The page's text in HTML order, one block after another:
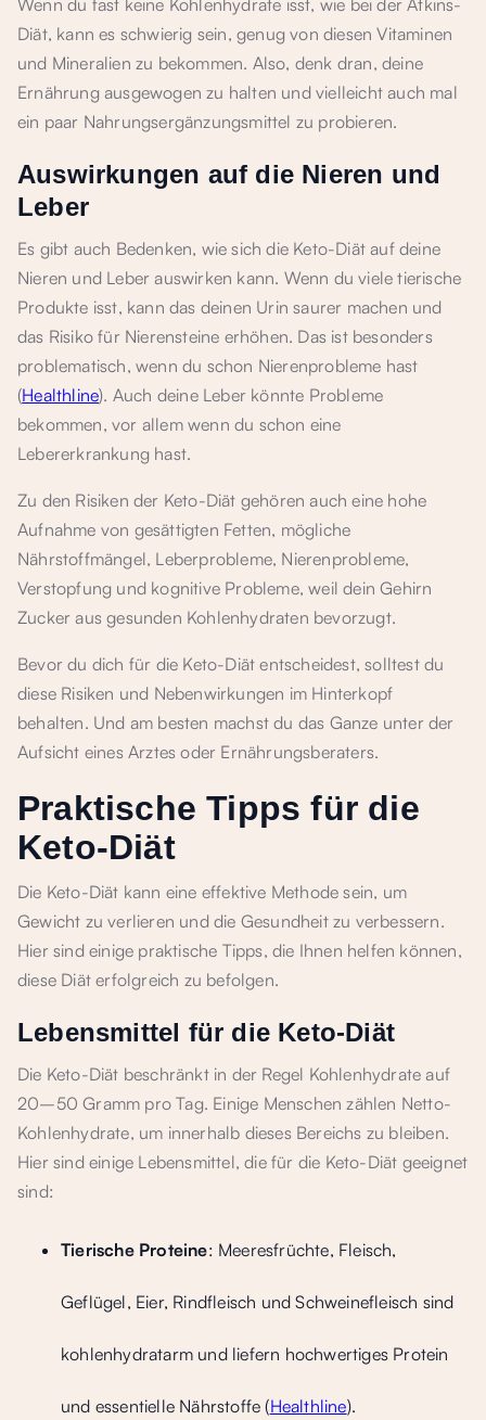
Wenn du fast keine Kohlenhydrate isst, wie bei der Atkins-
Diät, kann es schwierig sein, genug von diesen Vitaminen
und Mineralien zu bekommen. Also, denk dran, deine
Ernährung ausgewogen zu halten und vielleicht auch mal
ein paar Nahrungsergänzungsmittel zu probieren.
Auswirkungen auf die Nieren und
Leber
Es gibt auch Bedenken, wie sich die Keto-Diät auf deine
Nieren und Leber auswirken kann. Wenn du viele tierische
Produkte isst, kann das deinen Urin saurer machen und
das Risiko für Nierensteine erhöhen. Das ist besonders
problematisch, wenn du schon Nierenprobleme hast
(Healthline). Auch deine Leber könnte Probleme
bekommen, vor allem wenn du schon eine
Lebererkrankung hast.
Zu den Risiken der Keto-Diät gehören auch eine hohe
Aufnahme von gesättigten Fetten, mögliche
Nährstoffmängel, Leberprobleme, Nierenprobleme,
Verstopfung und kognitive Probleme, weil dein Gehirn
Zucker aus gesunden Kohlenhydraten bevorzugt.
Bevor du dich für die Keto-Diät entscheidest, solltest du
diese Risiken und Nebenwirkungen im Hinterkopf
behalten. Und am besten machst du das Ganze unter der
Aufsicht eines Arztes oder Ernährungsberaters.
Praktische Tipps für die
Keto-Diät
Die Keto-Diät kann eine effektive Methode sein, um
Gewicht zu verlieren und die Gesundheit zu verbessern.
Hier sind einige praktische Tipps, die Ihnen helfen können,
diese Diät erfolgreich zu befolgen.
Lebensmittel für die Keto-Diät
Die Keto-Diät beschränkt in der Regel Kohlenhydrate auf
20–50 Gramm pro Tag. Einige Menschen zählen Netto-
Kohlenhydrate, um innerhalb dieses Bereichs zu bleiben.
Hier sind einige Lebensmittel, die für die Keto-Diät geeignet
sind:
Tierische Proteine: Meeresfrüchte, Fleisch,
Geflügel, Eier, Rindfleisch und Schweinefleisch sind
kohlenhydratarm und liefern hochwertiges Protein
und essentielle Nährstoffe (Healthline).